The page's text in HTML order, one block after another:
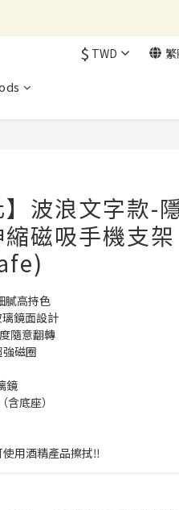
$ TWD
】波浪文字款-
磁吸手機支
膩高持色
鏡面設計
隨意翻轉
磁圈
鏡
底座）
用酒精產品擦拭‼️